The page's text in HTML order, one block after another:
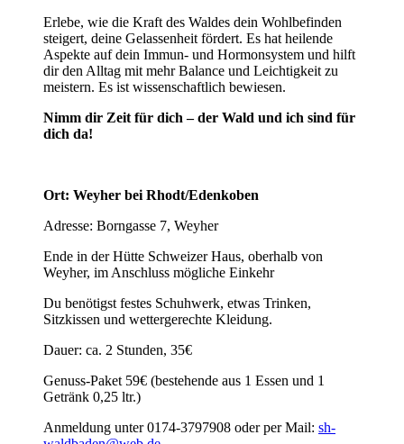
Erlebe, wie die Kraft des Waldes dein Wohlbefinden
steigert, deine Gelassenheit fördert. Es hat heilende
Aspekte auf dein Immun- und Hormonsystem und hilft
dir den Alltag mit mehr Balance und Leichtigkeit zu
meistern. Es ist wissenschaftlich bewiesen.
Nimm dir Zeit für dich – der Wald und ich sind für
dich da!
Ort: Weyher bei Rhodt/Edenkoben
Adresse: Borngasse 7, Weyher
Ende in der Hütte Schweizer Haus, oberhalb von
Weyher, im Anschluss mögliche Einkehr
Du benötigst festes Schuhwerk, etwas Trinken,
Sitzkissen und wettergerechte Kleidung.
Dauer: ca. 2 Stunden, 35€
Genuss-Paket 59€ (bestehende aus 1 Essen und 1
Getränk 0,25 ltr.)
Anmeldung unter 0174-3797908 oder per Mail: sh-